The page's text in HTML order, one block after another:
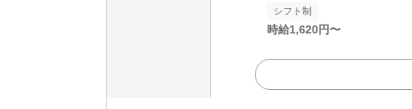
シフト制
時給1,620円〜